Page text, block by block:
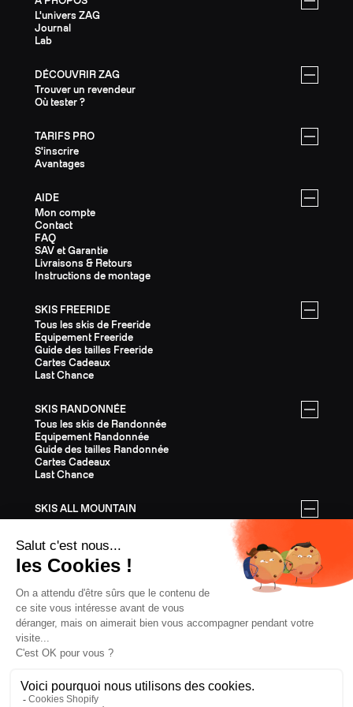
L'univers ZAG
Journal
Lab
DÉCOUVRIR ZAG
Trouver un revendeur
Où tester ?
TARIFS PRO
S'inscrire
Avantages
AIDE
Mon compte
Contact
FAQ
SAV et Garantie
Livraisons & Retours
Instructions de montage
SKIS FREERIDE
Tous les skis de Freeride
Equipement Freeride
Guide des tailles Freeride
Cartes Cadeaux
Last Chance
SKIS RANDONNÉE
Tous les skis de Randonnée
Equipement Randonnée
Guide des tailles Randonnée
Cartes Cadeaux
Last Chance
SKIS ALL MOUNTAIN
Guide des tailles All Mountain
Cartes Cadeaux
Last Chance
ÉQUIPEMENT
Tout l'Équipement
Casques
Fixations
Bâtons
Couteaux
Textile